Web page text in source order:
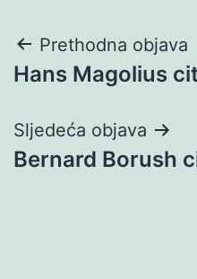
Navigacija
objava
Prethodna objava
Hans Magolius
Sljedeća objava
Bernard Borush